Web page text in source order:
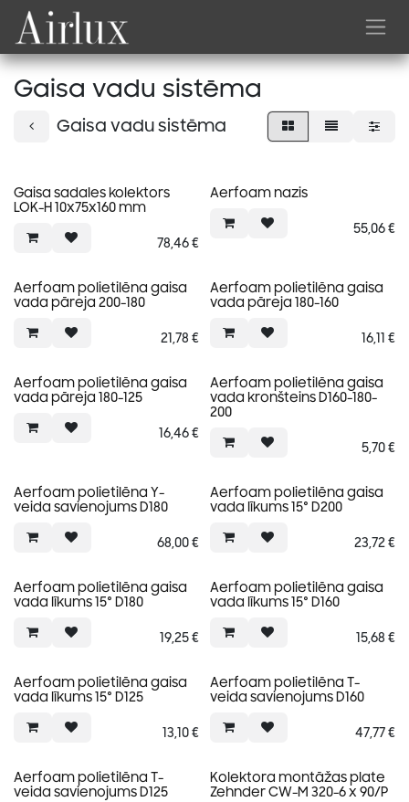
Skip to Content
Gaisa vadu sistēma
Gaisa vadu sistēma
Gaisa sadales kolektors
LOK-H 10x75x160 mm
78,46€
Aerfoam nazis
55,06€
Aerfoam polietilēna gaisa
vada pāreja 200-180
21,78 €
Aerfoam polietilēna gaisa
vada pāreja 180-160
16,11 €
Aerfoam polietilēna gaisa
vada pāreja 180-125
16,46€
Aerfoam polietilēna gaisa
vada kronšteins D160-180-
200
5,70€
Aerfoam polietilēna Y-
veida savienojums D180
68,00€
Aerfoam polietilēna gaisa
vada līkums 15° D200
23,72€
Aerfoam polietilēna gaisa
vada līkums 15° D180
19,25€
Aerfoam polietilēna gaisa
vada līkums 15° D160
15,68 €
Aerfoam polietilēna gaisa
vada līkums 15° D125
13,10€
Aerfoam polietilēna T-
veida savienojums D160
47,77€
Aerfoam polietilēna T-
veida savienojums D125
Kolektora montāžas plate
Zehnder CW-M 320-6 x 90/P